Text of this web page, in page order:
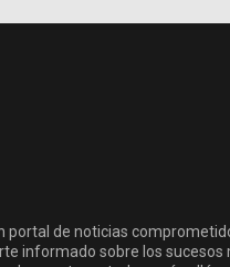
portal de noticias
informado sobre los sucesos